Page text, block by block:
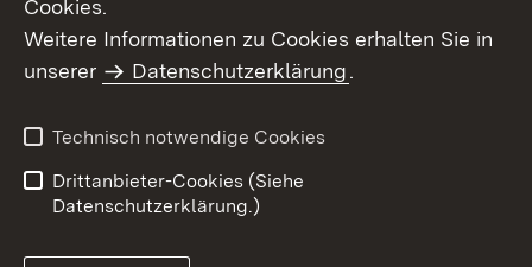
Cookies.
Weitere Informationen zu Cookies erhalten Sie in
unserer
Datenschutzerklärung.
Technisch notwendige Cookies
Drittanbieter-Cookies (Siehe
Datenschutzerklärung.)